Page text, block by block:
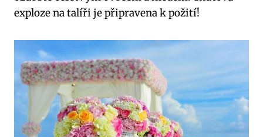
exploze na talíři je připravena k požití!